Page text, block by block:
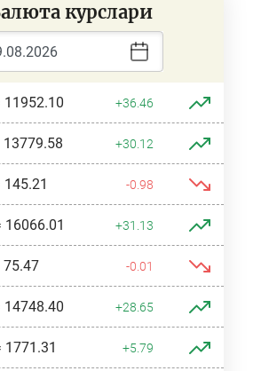
курслари
+36.46
+30.12
-0.98
+31.13
-0.01
+28.65
+5.79